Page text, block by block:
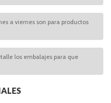
a viernes son para productos
los embalajes para que